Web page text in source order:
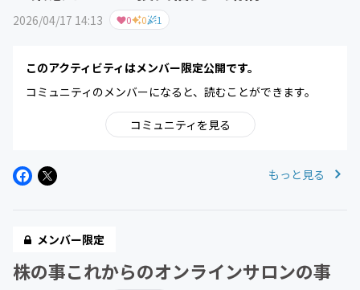
2026/04/17 14:13 0 0 1
このアクティビティはメンバー限定公開です。
コミュニティのメンバーになると、読むことができます。
コミュニティを見る
もっと見る
メンバー限定
株の事これからのオンラインサロンの事